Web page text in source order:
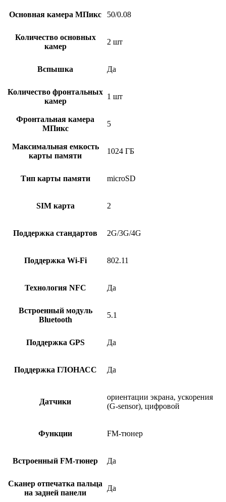
Основная камера МПикс 50/0.08
Количество основных
камер
2 шт
Вспышка Да
Количество фронтальных
камер
1 шт
Фронтальная камера
МПикс
5
Максимальная емкость
карты памяти
1024 ГБ
Тип карты памяти microSD
SIM карта 2
Поддержка стандартов 2G/3G/4G
Поддержка Wi-Fi 802.11
Технология NFC Да
Встроенный модуль
Bluetooth
5.1
Поддержка GPS Да
Поддержка ГЛОНАСС Да
Датчики
ориентации экрана, ускорения
(G-sensor), цифровой
Функции FM-тюнер
Встроенный FM-тюнер Да
Сканер отпечатка пальца
на задней панели
Да